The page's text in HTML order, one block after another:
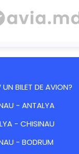
BILET DE AVION?
- ANTALYA
- CHISINAU
- BODRUM